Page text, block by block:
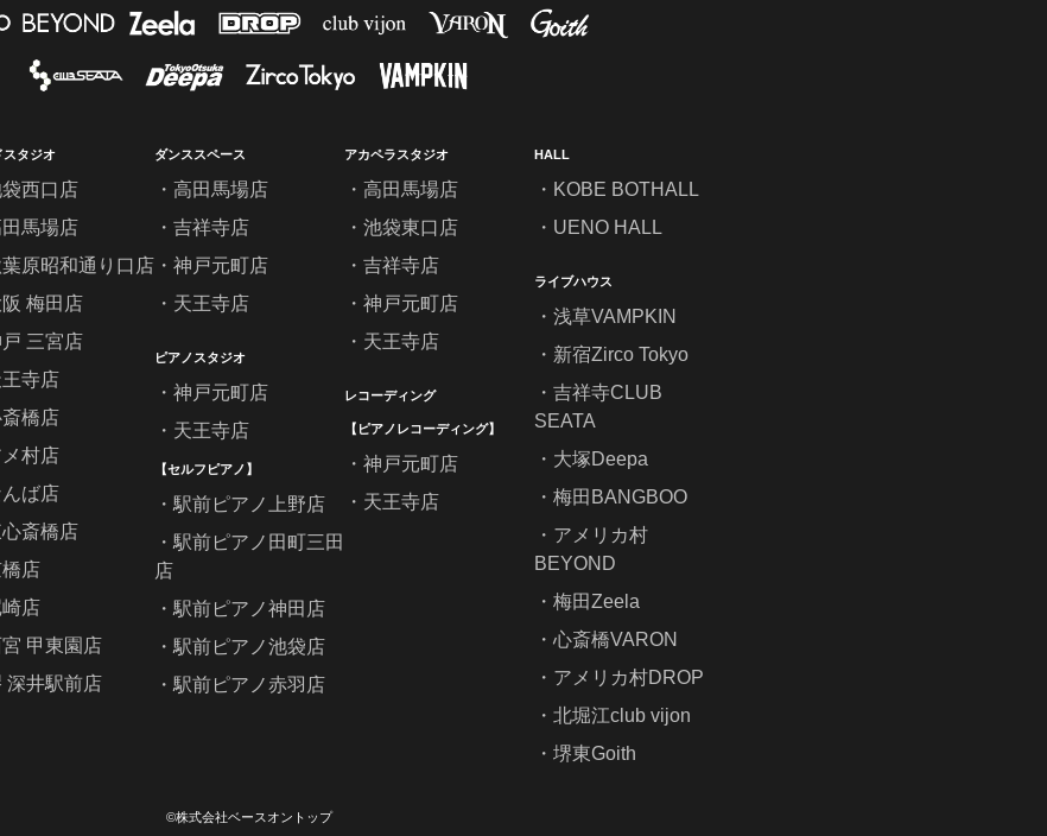
スタジオ
西口店
馬場店
原昭和通り口店
梅田店
三宮店
寺店
橋店
村店
ば店
斎橋店
店
崎店
甲東園店
深井駅前店
ダンススペース
高田馬場店
吉祥寺店
神戸元町店
天王寺店
ピアノスタジオ
神戸元町店
天王寺店
【セルフピアノ】
駅前ピアノ上野店
駅前ピアノ田町三田
店
駅前ピアノ神田店
駅前ピアノ池袋店
駅前ピアノ赤羽店
アカペラスタジオ
高田馬場店
池袋東口店
吉祥寺店
神戸元町店
天王寺店
レコーディング
【ピアノレコーディング】
神戸元町店
天王寺店
HALL
KOBE BOTHALL
UENO HALL
ライブハウス
浅草VAMPKIN
新宿Zirco Tokyo
吉祥寺CLUB
SEATA
大塚Deepa
梅田BANGBOO
アメリカ村
BEYOND
梅田Zeela
心斎橋VARON
アメリカ村DROP
北堀江club vijon
堺東Goith
©株式会社ベースオントップ